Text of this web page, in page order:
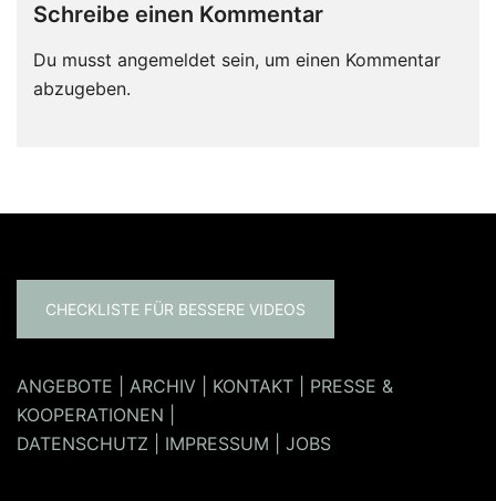
Schreibe einen Kommentar
Du musst angemeldet sein, um einen Kommentar
abzugeben.
CHECKLISTE FÜR BESSERE VIDEOS
ANGEBOTE ARCHIV KONTAKT
PRESSE &
KOOPERATIONEN
DATENSCHUTZ
IMPRESSUM JOBS